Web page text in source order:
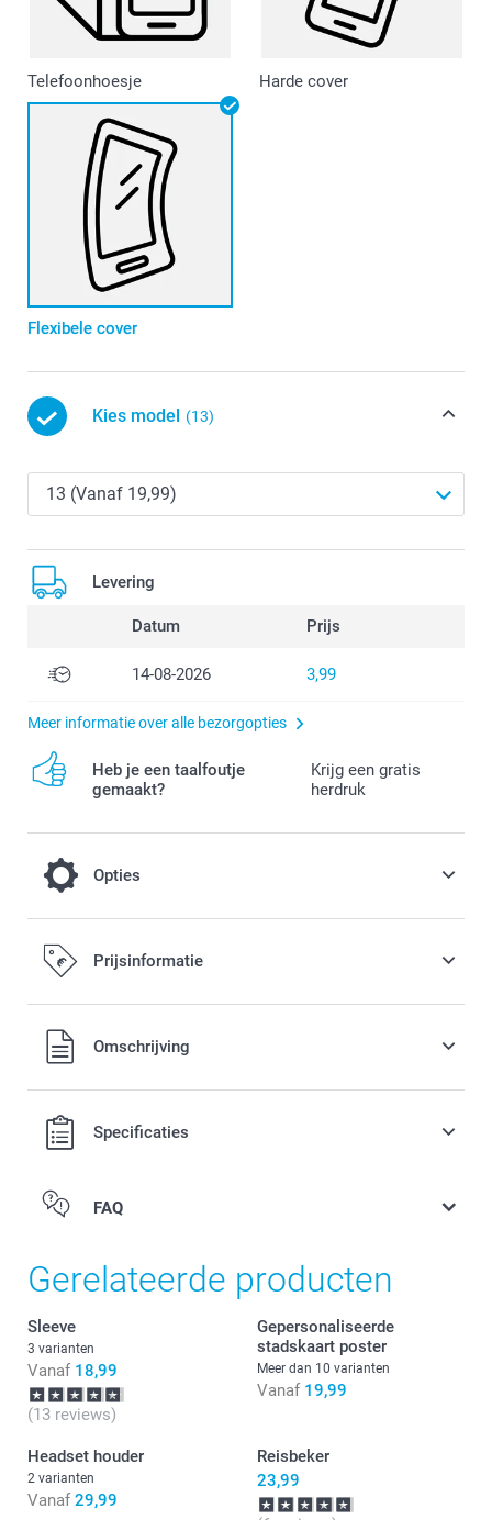
Telefoonhoesje Harde cover
Flexibele cover
Kies model (13)
Levering
Datum Prijs
14-08-2026 3,99
Meer informatie over alle bezorgopties
Heb je een taalfoutje
gemaakt?
Krijg een gratis
herdruk
Opties
Je hoesje compleet maken met een
telefoonkoord
9,99 / stuk
Universeel gebruik met elk smartphonehoesje
Prijsinformatie
Alle prijzen zijn in EURO (€) inclusief BTW en exclusief
verzendkosten.Omschrijving
Specificaties
FAQ
Gerelateerde producten
Sleeve
3 varianten
Vanaf 18,99
(13 reviews)
Gepersonaliseerde
stadskaart poster
Meer dan 10 varianten
Vanaf 19,99
Headset houder
2 varianten
Vanaf 29,99
Reisbeker
23,99